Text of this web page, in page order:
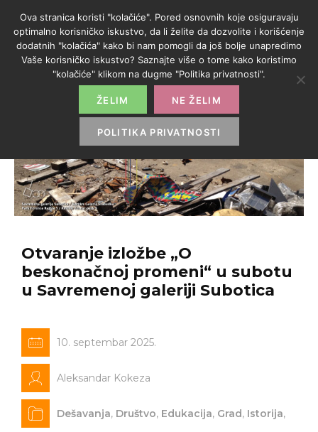
Otvaranje izložbe „O
beskonačnoj promeni“ u subotu
u Savremenoj galeriji Subotica
10. septembar 2025.
Aleksandar Kokeza
Dešavanja, Društvo, Edukacija, Grad , Istorija,
Ova stranica koristi "kolačiće". Pored osnovnih koje osiguravaju
optimalno korisničko iskustvo, da li želite da dozvolite i korišćenje
dodatnih "kolačića" kako bi nam pomogli da još bolje unapredimo
Vaše korisničko iskustvo? Saznajte više o tome kako koristimo
"kolačiće" klikom na dugme "Politika privatnosti".
ŽELIM NE ŽELIM
POLITIKA PRIVATNOSTI